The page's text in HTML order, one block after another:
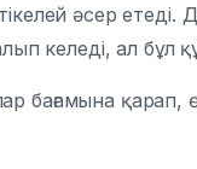
тікелей әсер
келеді, ал бұл
бағамына қарап,